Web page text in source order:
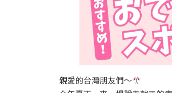
親愛的台灣朋友們～